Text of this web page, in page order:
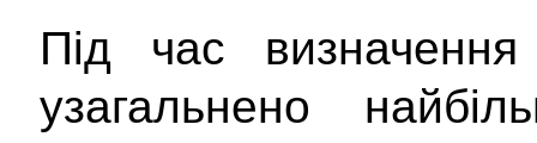
Під час визначення
узагальнено